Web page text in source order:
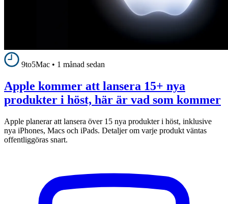
9to5Mac • 1 månad sedan
Apple kommer att lansera 15+ nya
produkter i höst, här är vad som kommer
Apple planerar att lansera över 15 nya produkter i höst, inklusive
nya iPhones, Macs och iPads. Detaljer om varje produkt väntas
offentliggöras snart.